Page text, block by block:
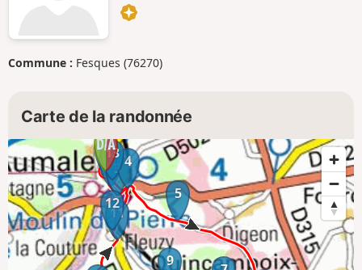
Commune : Fesques (76270)
Carte de la randonnée
1
234
5
9
11
12
13